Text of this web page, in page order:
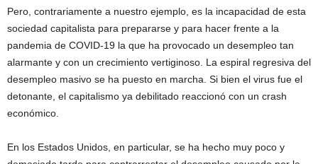
Pero, contrariamente a nuestro ejemplo, es la incapacidad de esta
sociedad capitalista para prepararse y para hacer frente a la
pandemia de COVID-19 la que ha provocado un desempleo tan
alarmante y con un crecimiento vertiginoso. La espiral regresiva del
desempleo masivo se ha puesto en marcha. Si bien el virus fue el
detonante, el capitalismo ya debilitado reaccionó con un crash
económico.
En los Estados Unidos, en particular, se ha hecho muy poco y